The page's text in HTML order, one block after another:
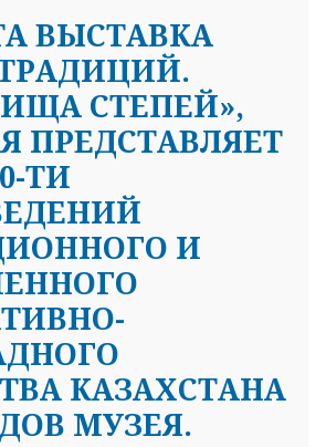
ВЫСТАВКА
СТЕПЕЙ»,
ПРЕДСТАВЛЯЕТ
ТИ
И
КАЗАХСТАНА
МУЗЕЯ.